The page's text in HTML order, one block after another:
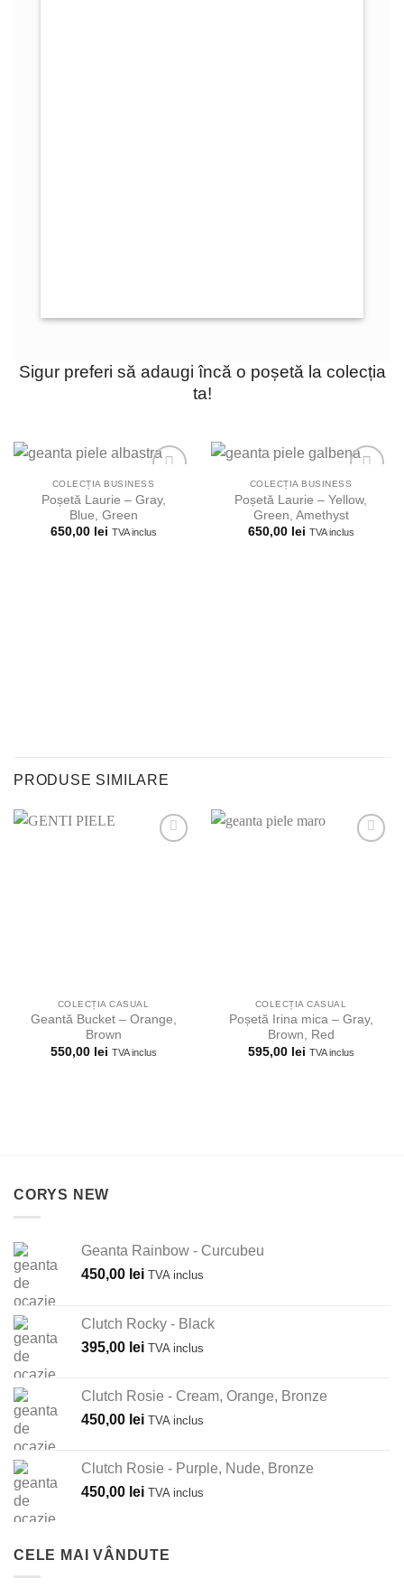
Sigur preferi să adaugi încă o poșetă la colecția
ta!
Adauga la
COLECȚIA BUSINESS
Poșetă Laurie – Gray,
Blue, Green
650,00 lei TVA inclus
Adauga la
COLECȚIA BUSINESS
Poșetă Laurie – Yellow,
Green, Amethyst
650,00 lei TVA inclus
PRODUSE SIMILARE
COLECȚIA CASUAL
Geantă Bucket – Orange,
Brown
550,00 lei TVA inclus
COLECȚIA CASUAL
Poșetă Irina mica – Gray,
Brown, Red
595,00 lei TVA inclus
CORYS NEW
Geanta Rainbow - Curcubeu
450,00 lei TVA inclus
Clutch Rocky - Black
395,00 lei TVA inclus
Clutch Rosie - Cream, Orange, Bronze
450,00 lei TVA inclus
Clutch Rosie - Purple, Nude, Bronze
450,00 lei TVA inclus
CELE MAI VÂNDUTE